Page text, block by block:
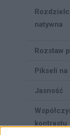
natywna
Rozstaw
Pikseli na
Jasność
kontrastu